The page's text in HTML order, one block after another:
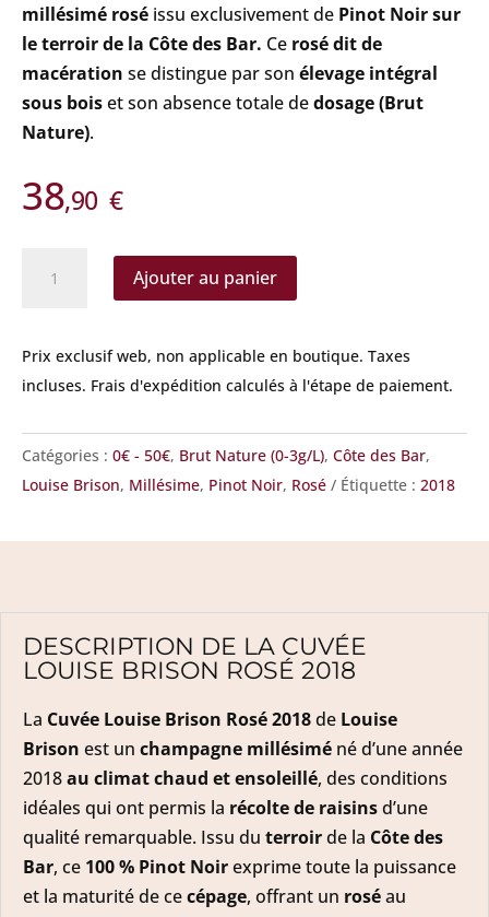
millésimé rosé issu exclusivement de Pinot Noirsur
le terroir de la Côte des Bar. Ce rosé dit de
macération se distingue par son élevage intégral
sous boiset son absence totale dedosage (Brut
Nature).
38,90 €
Brison
-
2018
Ajouter au panier
Prix exclusif web, non applicable en boutique. Taxes
incluses. Frais d'expédition calculés à l'étape de paiement.
Catégories : 0€ - 50€, Brut Nature (0-3g/L), Côte des Bar,
Louise Brison, Millésime, Pinot Noir, Rosé Étiquette : 2018
DESCRIPTION DE LA CUVÉE
LOUISE BRISON ROSÉ 2018
La Cuvée Louise Brison Rosé 2018de Louise
Brison est un champagne millésimé né d’une année
2018au climat chaud et ensoleillé, des conditions
idéales qui ont permis la récolte de raisinsd’une
qualité remarquable. Issu du terroirde la Côte des
Bar, ce 100 % Pinot Noirexprime toute la puissance
et la maturité de cecépage, offrant un roséau